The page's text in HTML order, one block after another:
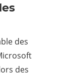
des
des